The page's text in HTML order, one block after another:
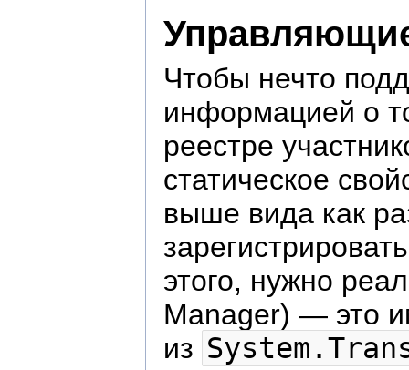
Чтобы нечто
информацией о
реестре
статическое
выше вида как
этого, нужно
Manager) — это
из